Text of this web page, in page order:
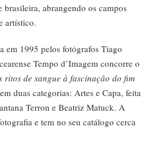
brasileira, abrangendo os campos
artístico.
em 1995 pelos fotógrafos Tiago
Tempo d’Imagem concorre o
ritos de sangue à fascinação do fim
duas categorias: Artes e Capa, feita
Terron e Beatriz Matuck. A
e tem no seu catálogo cerca